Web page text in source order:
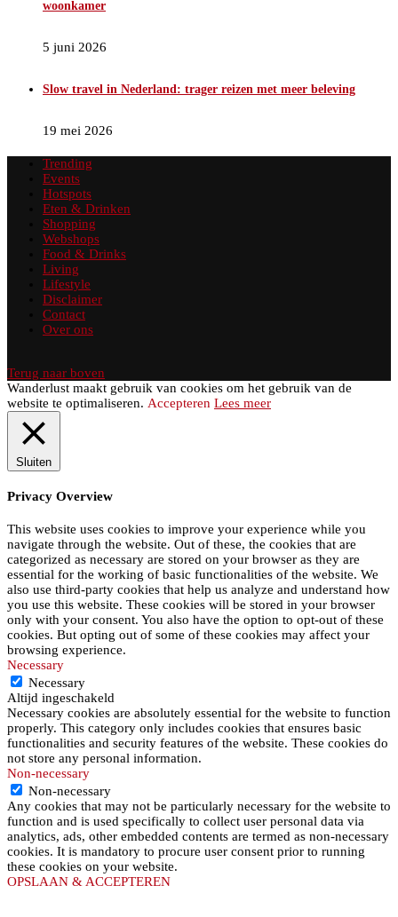
woonkamer
5 juni 2026
Slow travel in Nederland: trager reizen met meer beleving
19 mei 2026
Trending
Events
Hotspots
Eten & Drinken
Shopping
Webshops
Food & Drinks
Living
Lifestyle
Disclaimer
Contact
Over ons
Terug naar boven
Wanderlust maakt gebruik van cookies om het gebruik van de
website te optimaliseren. Accepteren Lees meer
Sluiten
Privacy Overview
This website uses cookies to improve your experience while you
navigate through the website. Out of these, the cookies that are
categorized as necessary are stored on your browser as they are
essential for the working of basic functionalities of the website. We
also use third-party cookies that help us analyze and understand how
you use this website. These cookies will be stored in your browser
only with your consent. You also have the option to opt-out of these
cookies. But opting out of some of these cookies may affect your
browsing experience.
Necessary
Necessary
Altijd ingeschakeld
Necessary cookies are absolutely essential for the website to function
properly. This category only includes cookies that ensures basic
functionalities and security features of the website. These cookies do
not store any personal information.
Non-necessary
Non-necessary
Any cookies that may not be particularly necessary for the website to
function and is used specifically to collect user personal data via
analytics, ads, other embedded contents are termed as non-necessary
cookies. It is mandatory to procure user consent prior to running
these cookies on your website.
OPSLAAN & ACCEPTEREN